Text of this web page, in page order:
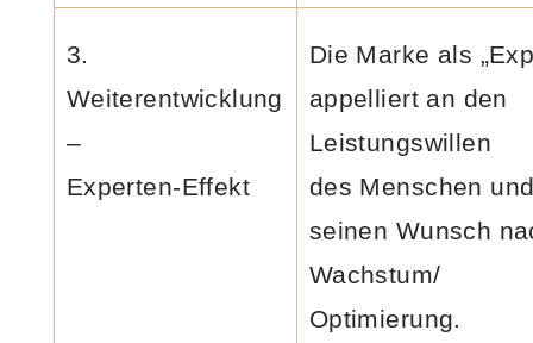
3.
Weiterentwicklung
–
Experten-Effekt
Die Marke als
appelliert an den
Leistungswillen
des Menschen
seinen Wunsch
Wachstum/
Optimierung.